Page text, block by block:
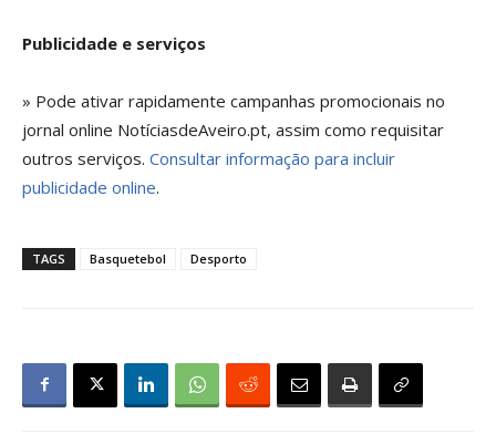
Publicidade e serviços
» Pode ativar rapidamente campanhas promocionais no
jornal online NotíciasdeAveiro.pt, assim como requisitar
outros serviços. Consultar informação para incluir
publicidade online.
TAGS Basquetebol Desporto